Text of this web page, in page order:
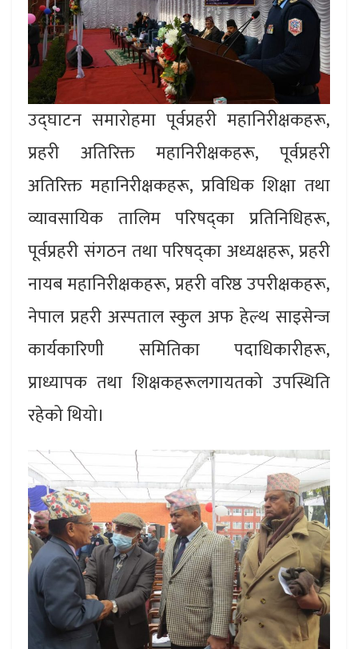
उद्घाटन समारोहमा पूर्वप्रहरी महानिरीक्षकहरू,
प्रहरी अतिरिक्त महानिरीक्षकहरू, पूर्वप्रहरी
अतिरिक्त महानिरीक्षकहरू, प्रविधिक शिक्षा तथा
व्यावसायिक तालिम परिषद्का प्रतिनिधिहरू,
पूर्वप्रहरी संगठन तथा परिषद्का अध्यक्षहरू, प्रहरी
नायब महानिरीक्षकहरू, प्रहरी वरिष्ठ उपरीक्षकहरू,
नेपाल प्रहरी अस्पताल स्कुल अफ हेल्थ साइसेन्ज
कार्यकारिणी समितिका पदाधिकारीहरू,
प्राध्यापक तथा शिक्षकहरूलगायतको उपस्थिति
रहेको थियो।